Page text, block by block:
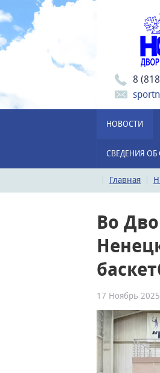
8
НОВОСТИ
СВЕДЕНИЯ
Главная
Во
17 Ноябрь 2025